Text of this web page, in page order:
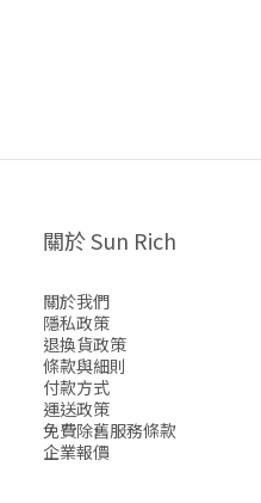
關於 Sun Rich
關於我們
隱私政策
退換貨政策
條款與細則
付款方式
運送政策
免費除舊服務條款
企業報價